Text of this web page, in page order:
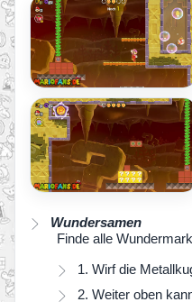
Wundersamen
Finde alle
1. Wirf die
2. Weiter oben